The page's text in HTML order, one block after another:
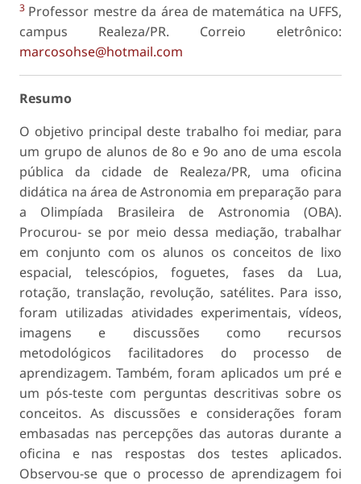
3 Professor mestre da área de matemática na UFFS,
campus Realeza/PR. Correio eletrônico:
marcosohse@hotmail.com
Resumo
O objetivo principal deste trabalho foi mediar, para
um grupo de alunos de 8o e 9o ano de uma escola
pública da cidade de Realeza/PR, uma oficina
didática na área de Astronomia em preparação para
a Olimpíada Brasileira de Astronomia (OBA).
Procurou- se por meio dessa mediação, trabalhar
em conjunto com os alunos os conceitos de lixo
espacial, telescópios, foguetes, fases da Lua,
rotação, translação, revolução, satélites. Para isso,
foram utilizadas atividades experimentais, vídeos,
imagens e discussões como recursos
metodológicos facilitadores do processo de
aprendizagem. Também, foram aplicados um pré e
um pós-teste com perguntas descritivas sobre os
conceitos. As discussões e considerações foram
embasadas nas percepções das autoras durante a
oficina e nas respostas dos testes aplicados.
Observou-se que o processo de aprendizagem foi